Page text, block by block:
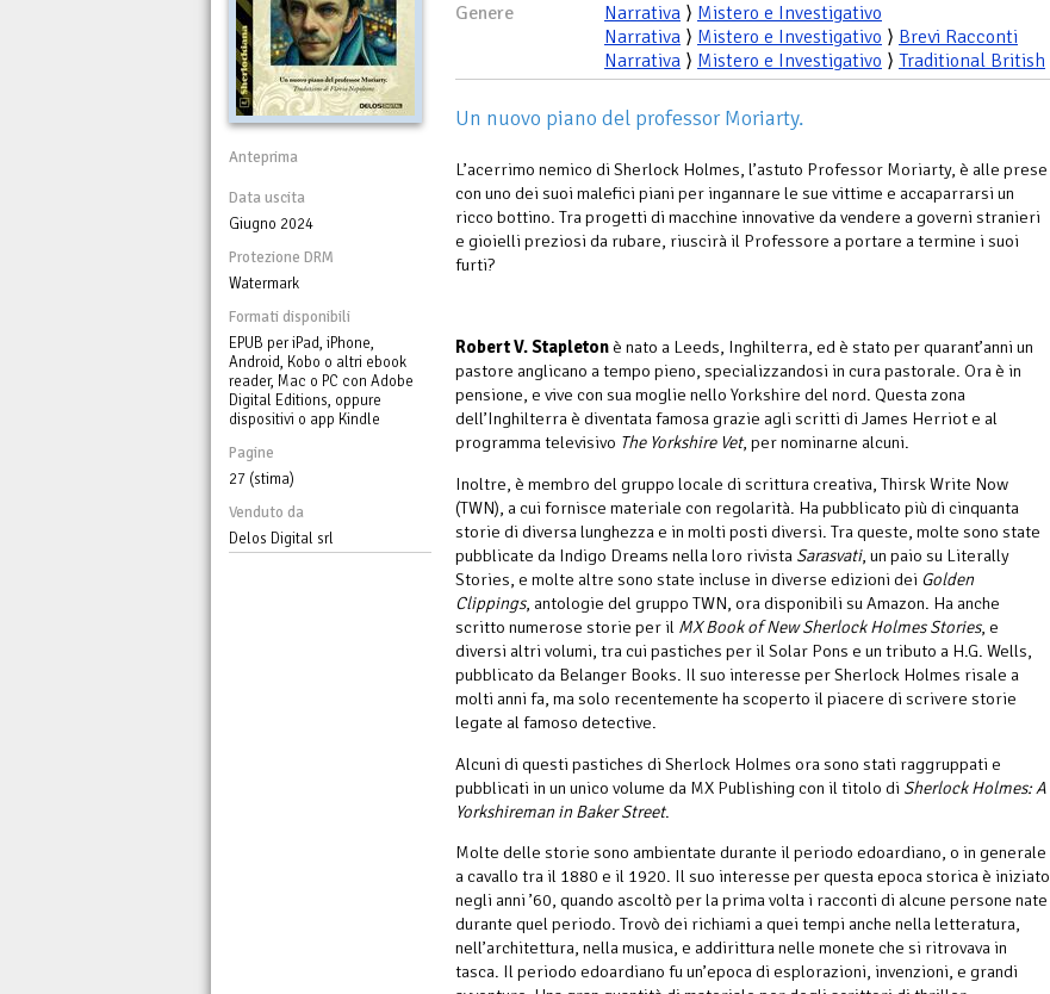
Anteprima
Data uscita
Giugno 2024
Protezione DRM
Watermark
Formati disponibili
EPUB per iPad, iPhone,
Android, Kobo o altri ebook
reader, Mac o PC con Adobe
Digital Editions, oppure
dispositivi o app Kindle
Pagine
27 (stima)
Venduto da
Delos Digital srl
Genere Narrativa ⟩ Mistero e Investigativo
Narrativa ⟩ Mistero e Investigativo ⟩ Brevi Racconti
Narrativa ⟩ Mistero e Investigativo ⟩ Traditional British
Un nuovo piano del professor Moriarty.
L’acerrimo nemico di Sherlock Holmes, l’astuto Professor Moriarty, è alle prese
con uno dei suoi malefici piani per ingannare le sue vittime e accaparrarsi un
ricco bottino. Tra progetti di macchine innovative da vendere a governi stranieri
e gioielli preziosi da rubare, riuscirà il Professore a portare a termine i suoi
furti?
Robert V. Stapletonè nato a Leeds, Inghilterra, ed è stato per quarant’anni un
pastore anglicano a tempo pieno, specializzandosi in cura pastorale. Ora è in
pensione, e vive con sua moglie nello Yorkshire del nord. Questa zona
dell’Inghilterra è diventata famosa grazie agli scritti di James Herriot e al
programma televisivo The Yorkshire Vet, per nominarne alcuni.
Inoltre, è membro del gruppo locale di scrittura creativa, Thirsk Write Now
(TWN), a cui fornisce materiale con regolarità. Ha pubblicato più di cinquanta
storie di diversa lunghezza e in molti posti diversi. Tra queste, molte sono state
pubblicate da Indigo Dreams nella loro rivista Sarasvati, un paio su Literally
Stories, e molte altre sono state incluse in diverse edizioni dei Golden
Clippings, antologie del gruppo TWN, ora disponibili su Amazon. Ha anche
scritto numerose storie per il MX Book of New Sherlock Holmes Stories, e
diversi altri volumi, tra cui pastiches per il Solar Pons e un tributo a H.G. Wells,
pubblicato da Belanger Books. Il suo interesse per Sherlock Holmes risale a
molti anni fa, ma solo recentemente ha scoperto il piacere di scrivere storie
legate al famoso detective.
Alcuni di questi pastiches di Sherlock Holmes ora sono stati raggruppati e
pubblicati in un unico volume da MX Publishing con il titolo di Sherlock Holmes: A
Yorkshireman in Baker Street.
Molte delle storie sono ambientate durante il periodo edoardiano, o in generale
a cavallo tra il 1880 e il 1920. Il suo interesse per questa epoca storica è iniziato
negli anni ’60, quando ascoltò per la prima volta i racconti di alcune persone nate
durante quel periodo. Trovò dei richiami a quei tempi anche nella letteratura,
nell’architettura, nella musica, e addirittura nelle monete che si ritrovava in
tasca. Il periodo edoardiano fu un’epoca di esplorazioni, invenzioni, e grandi